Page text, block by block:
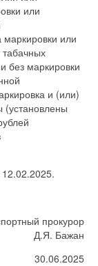
или
или
без маркировки
и (или)
(установлены
прокурор
Д.Я. Бажан
30.06.2025